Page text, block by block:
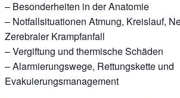
– Besonderheiten in der Anatomie
– Notfallsituationen Atmung, Kreislauf,
Zerebraler Krampfanfall
– Vergiftung und thermische Schäden
– Alarmierungswege, Rettungskette und
Evakuierungsmanagement